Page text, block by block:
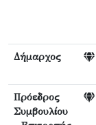
Δήμαρχος
Πρόεδρος
Συμβουλίου